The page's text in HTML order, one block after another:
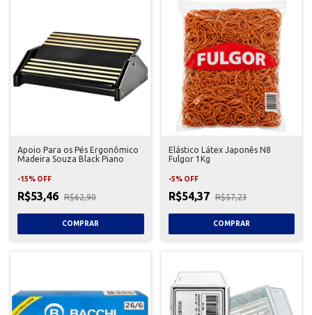
Apoio Para os Pés Ergonômico
Madeira Souza Black Piano
-15% OFF
R$53,46 R$62,90
Elástico Látex Japonês N8
Fulgor 1Kg
-5% OFF
R$54,37 R$57,23